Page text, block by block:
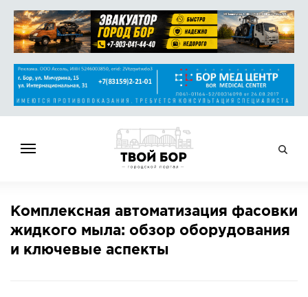
НОВОСТИ
СПРАВОЧНИК
Комплексная автоматизация фасовки
жидкого мыла: обзор оборудования
и ключевые аспекты